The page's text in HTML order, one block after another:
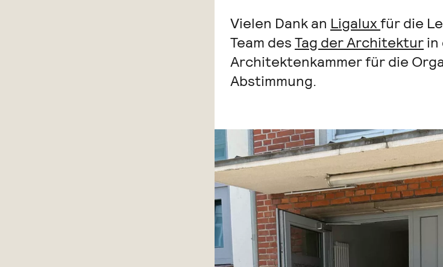
Vielen Dank an Ligaluxfür die
Team desTag der Architekturin
Architektenkammer für die
Abstimmung.